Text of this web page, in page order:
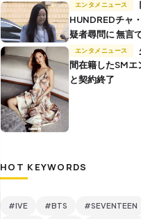
エンタメニュース
HUNDREDチャ
疑者尋問に 無言
エンタメニュース
間在籍したSMエ
と契約終了
HOT KEYWORDS
#IVE #BTS #SEVENTEEN